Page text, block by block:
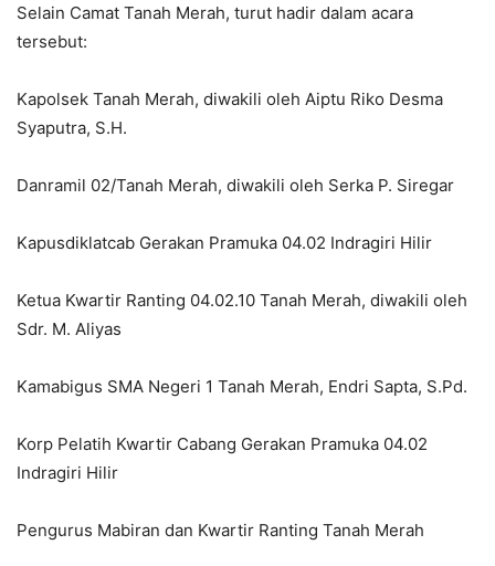
Selain Camat Tanah Merah, turut hadir dalam acara
tersebut:
Kapolsek Tanah Merah, diwakili oleh Aiptu Riko Desma
Syaputra, S.H.
Danramil 02/Tanah Merah, diwakili oleh Serka P. Siregar
Kapusdiklatcab Gerakan Pramuka 04.02 Indragiri Hilir
Ketua Kwartir Ranting 04.02.10 Tanah Merah, diwakili oleh
Sdr. M. Aliyas
Kamabigus SMA Negeri 1 Tanah Merah, Endri Sapta, S.Pd.
Korp Pelatih Kwartir Cabang Gerakan Pramuka 04.02
Indragiri Hilir
Pengurus Mabiran dan Kwartir Ranting Tanah Merah